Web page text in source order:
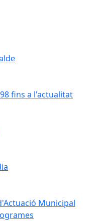
fins a l'actualitat
Municipal